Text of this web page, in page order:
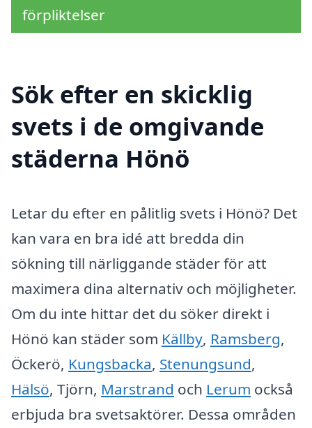
förpliktelser
Sök efter en skicklig
svets i de omgivande
städerna Hönö
Letar du efter en pålitlig svets i Hönö? Det
kan vara en bra idé att bredda din
sökning till närliggande städer för att
maximera dina alternativ och möjligheter.
Om du inte hittar det du söker direkt i
Hönö kan städer som Källby, Ramsberg,
Öckerö, Kungsbacka, Stenungsund,
Hälsö, Tjörn, Marstrand och Lerum också
erbjuda bra svetsaktörer. Dessa områden